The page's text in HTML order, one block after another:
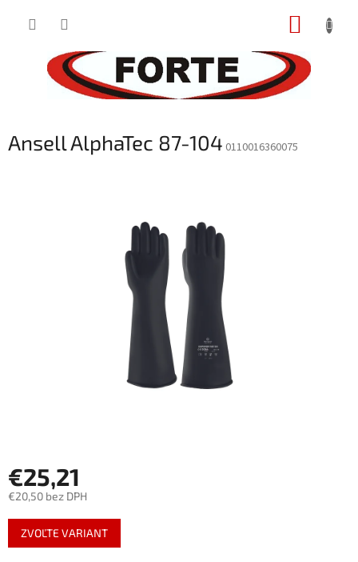
Ansell AlphaTec 87-104 0110016360075
€25,21
€20,50 bez DPH
Jednotková
cena:
ZVOĽTE VARIANT